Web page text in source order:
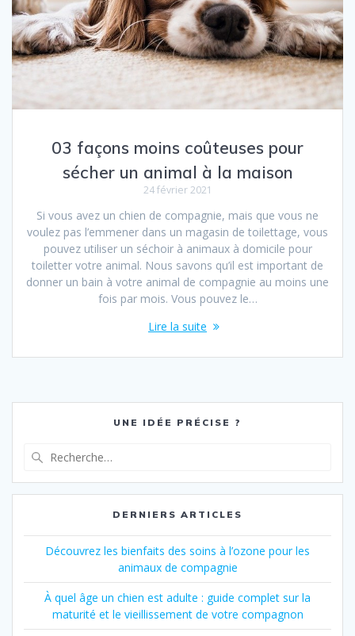
03 façons moins coûteuses pour
sécher un animal à la maison
24 février 2021
Si vous avez un chien de compagnie, mais que vous ne
voulez pas l’emmener dans un magasin de toilettage, vous
pouvez utiliser un séchoir à animaux à domicile pour
toiletter votre animal. Nous savons qu’il est important de
donner un bain à votre animal de compagnie au moins une
fois par mois. Vous pouvez le…
Lire la suite
UNE IDÉE PRÉCISE ?
:
DERNIERS ARTICLES
Découvrez les bienfaits des soins à l’ozone pour les
animaux de compagnie
À quel âge un chien est adulte : guide complet sur la
maturité et le vieillissement de votre compagnon